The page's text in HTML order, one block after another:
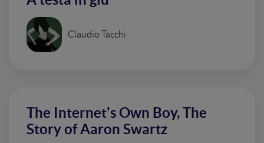
Claudio Tacchi
The Internet's Own Boy, The
Story of Aaron Swartz